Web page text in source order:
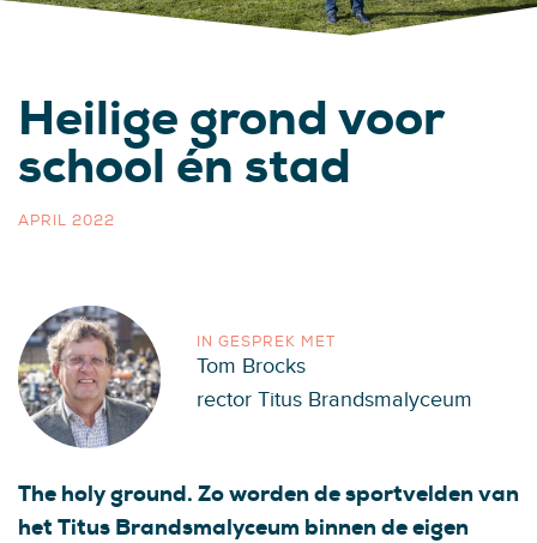
Heilige grond voor
school én stad
APRIL 2022
IN GESPREK MET
Tom Brocks
rector Titus Brandsmalyceum
The holy ground. Zo worden de sportvelden van
het Titus Brandsmalyceum binnen de eigen